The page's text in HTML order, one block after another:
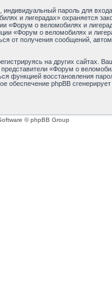
пароль для
и лигерадах» охраняется
о веломобилях и
«Форум о веломобилях и
от получения сообщений,
на других сайтах.
«Форум о
функцией восстановления
phpBB
© phpBB Group